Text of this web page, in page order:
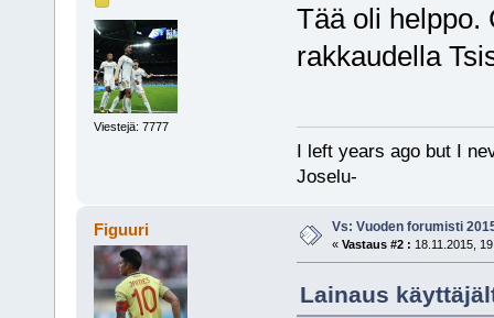
Viestejä: 7777
Tää oli helppo.
rakkaudella
I left years ago but I
Joselu-
Figuuri Vs: Vuoden forumisti
« Vastaus #2 : 18.11.2015,
Lainaus